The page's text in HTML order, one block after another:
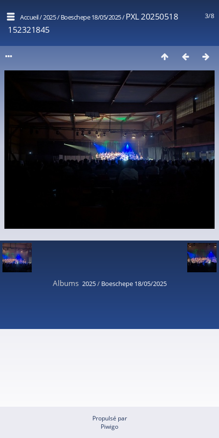
3/8
Accueil/2025/Boeschepe 18/05/2025/PXL 20250518
152321845
Albums 2025/ Boeschepe 18/05/2025
Propulsé par
Piwigo